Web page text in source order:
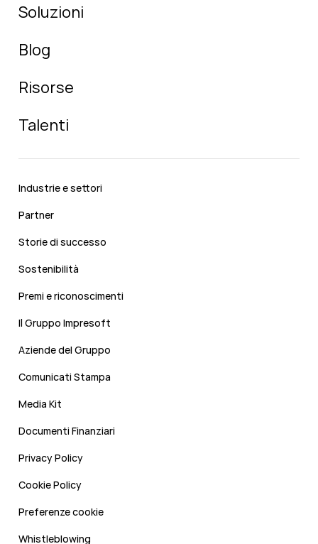
Soluzioni
Blog
Risorse
Talenti
Industrie e settori
Partner
Storie di successo
Sostenibilità
Premi e riconoscimenti
Il Gruppo Impresoft
Aziende del Gruppo
Comunicati Stampa
Media Kit
Documenti Finanziari
Privacy Policy
Cookie Policy
Preferenze cookie
Whistleblowing